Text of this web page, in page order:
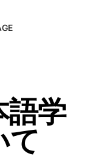
語学
て